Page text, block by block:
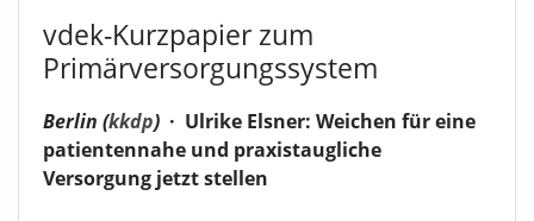
vdek-Kurzpapier zum
Primärversorgungssystem
Berlin (kkdp) · Ulrike Elsner: Weichen für eine
patientennahe und praxistaugliche
Versorgung jetzt stellen